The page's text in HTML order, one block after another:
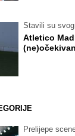
Stavili su
Atletico
Prelijepe